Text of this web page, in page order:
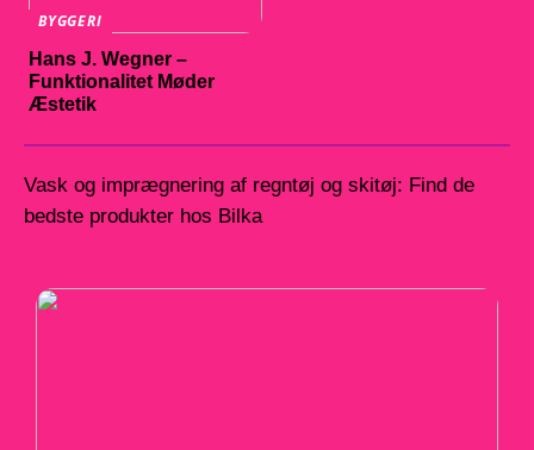
BYGGERI
Hans J. Wegner –
Funktionalitet Møder
Æstetik
Vask og imprægnering af regntøj og skitøj: Find de
bedste produkter hos Bilka